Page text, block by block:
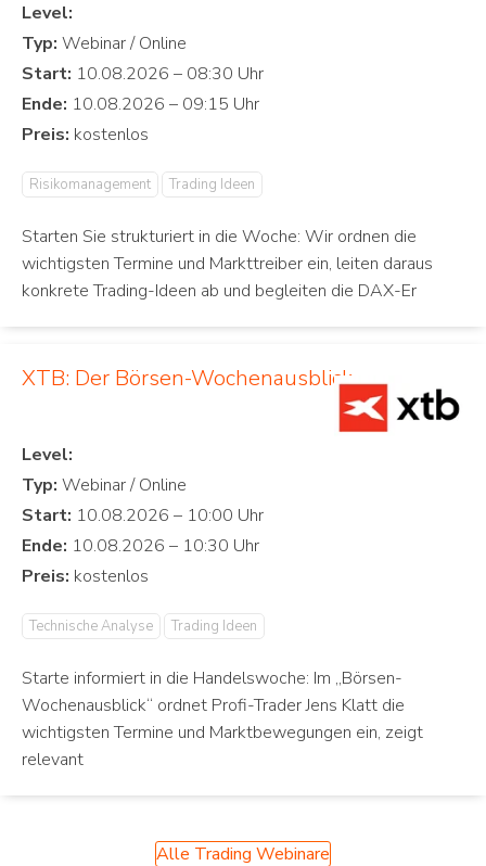
Level:
Typ:
Start:
Ende:
Preis:
Risikomanagement Trading Ideen
Starten Sie strukturiert in die Woche: Wir ordnen die
wichtigsten Termine und Markttreiber ein, leiten daraus
konkrete Trading-Ideen ab und begleiten die DAX-Er
XTB: Der Börsen-Wochenausblick
Level:
Typ:
Start:
Ende:
Preis:
Technische Analyse Trading Ideen
Starte informiert in die Handelswoche: Im „Börsen-
Wochenausblick“ ordnet Profi-Trader Jens Klatt die
wichtigsten Termine und Marktbewegungen ein, zeigt
relevant
Alle Trading Webinare